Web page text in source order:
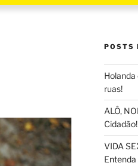
POSTS
ruas!
ALÔ,
Cidadão!
VIDA